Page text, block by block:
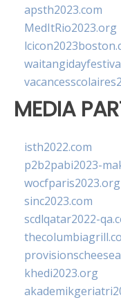
apsth2023.com
MedItRio2023.org
MEDIA
isth2022.com
p2b2pabi2023-
wocfparis2023.org
sinc2023.com
scdlqatar2022-
khedi2023.org